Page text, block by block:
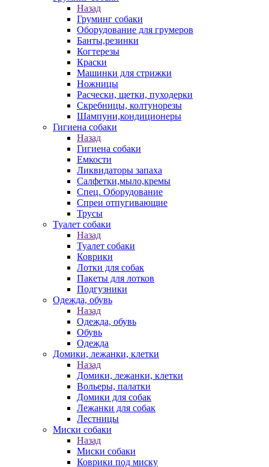
Назад
Груминг собаки
Оборудование для грумеров
Банты,резинки
Когтерезы
Краски
Машинки для стрижки
Ножницы
Расчески, щетки, пуходерки
Скребницы, колтунорезы
Шампуни,кондиционеры
Гигиена собаки
Назад
Гигиена собаки
Емкости
Ликвидаторы запаха
Салфетки,мыло,кремы
Спец. Оборудование
Спреи отпугивающие
Трусы
Туалет собаки
Назад
Туалет собаки
Коврики
Лотки для собак
Пакеты для лотков
Подгузники
Одежда, обувь
Назад
Одежда, обувь
Обувь
Одежда
Домики, лежанки, клетки
Назад
Домики, лежанки, клетки
Вольеры, палатки
Домики для собак
Лежанки для собак
Лестницы
Миски собаки
Назад
Миски собаки
Коврики под миску